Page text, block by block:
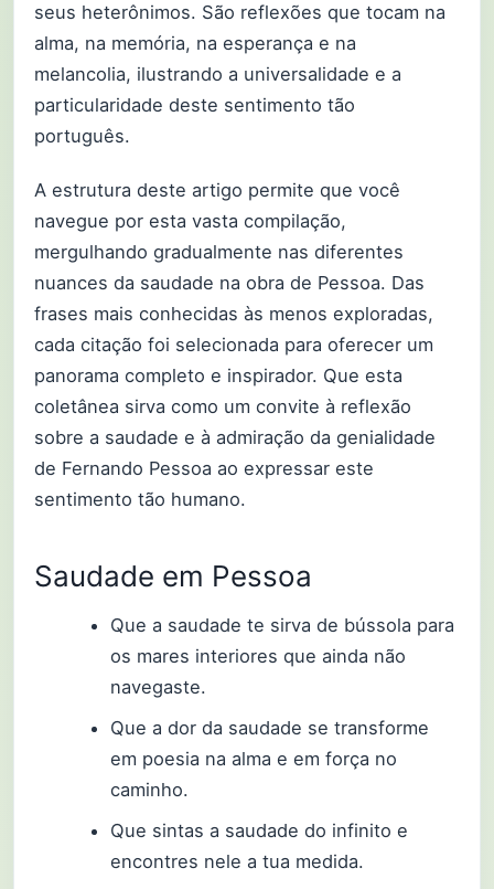
seus heterônimos. São reflexões que tocam na
alma, na memória, na esperança e na
melancolia, ilustrando a universalidade e a
particularidade deste sentimento tão
português.
A estrutura deste artigo permite que você
navegue por esta vasta compilação,
mergulhando gradualmente nas diferentes
nuances da saudade na obra de Pessoa. Das
frases mais conhecidas às menos exploradas,
cada citação foi selecionada para oferecer um
panorama completo e inspirador. Que esta
coletânea sirva como um convite à reflexão
sobre a saudade e à admiração da genialidade
de Fernando Pessoa ao expressar este
sentimento tão humano.
Saudade em Pessoa
Que a saudade te sirva de bússola para
os mares interiores que ainda não
navegaste.
Que a dor da saudade se transforme
em poesia na alma e em força no
caminho.
Que sintas a saudade do infinito e
encontres nele a tua medida.